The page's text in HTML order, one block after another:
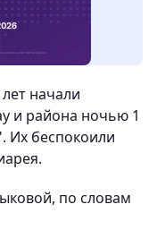
начали
и района ночью 1
Их беспокоили
по словам